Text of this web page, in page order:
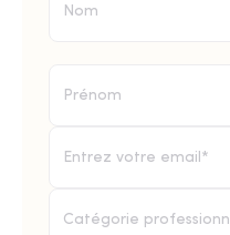
Catégorie